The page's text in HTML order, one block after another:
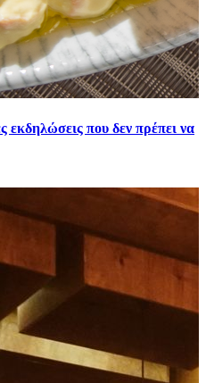
εκδηλώσεις που δεν πρέπει να